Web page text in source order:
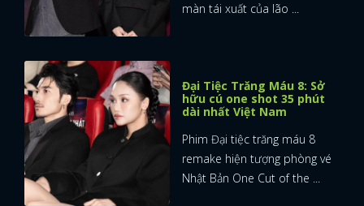
màn tái xuất của lão ...
Đại Tiệc Trăng Máu 8: Sở
hữu cú one shot 35 phút
dài nhất Việt Nam
Phim Đại tiệc trăng máu 8
remake hiện tượng phòng vé
Nhật Bản One Cut of the ...